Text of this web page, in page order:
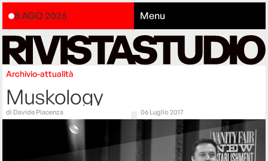
8 AGO 2026 Menu
Archivio-attualità
Muskology
di Davide Piacenza 06 Luglio 2017